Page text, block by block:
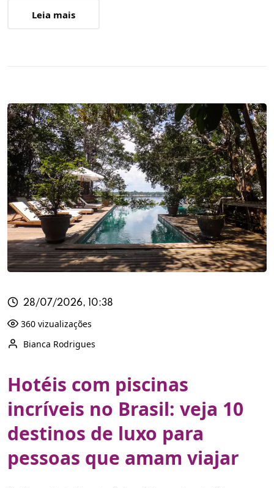
Leia mais
28/07/2026, 10:38
360 vizualizações
Bianca Rodrigues
Hotéis com piscinas
incríveis no Brasil: veja 10
destinos de luxo para
pessoas que amam viajar